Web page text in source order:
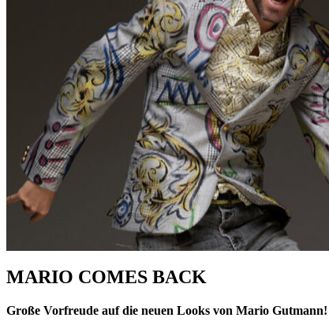
MARIO COMES BACK
Große Vorfreude auf die neuen Looks von Mario Gutmann!